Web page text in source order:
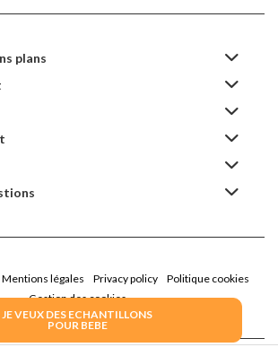
JE VEUX DES ECHANTILLONS
POUR BEBE
plans
Mentions légales Privacy policy
Politique cookies
Gestion des cookies